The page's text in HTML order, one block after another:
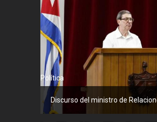
Política
Discurso del ministro de